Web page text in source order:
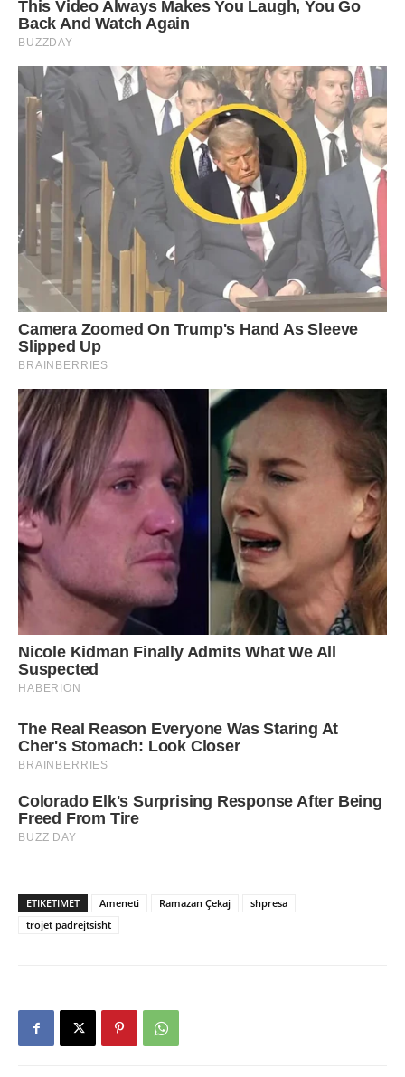
ETIKETIMET Ameneti Ramazan Çekaj
shpresa
trojet padrejtsisht